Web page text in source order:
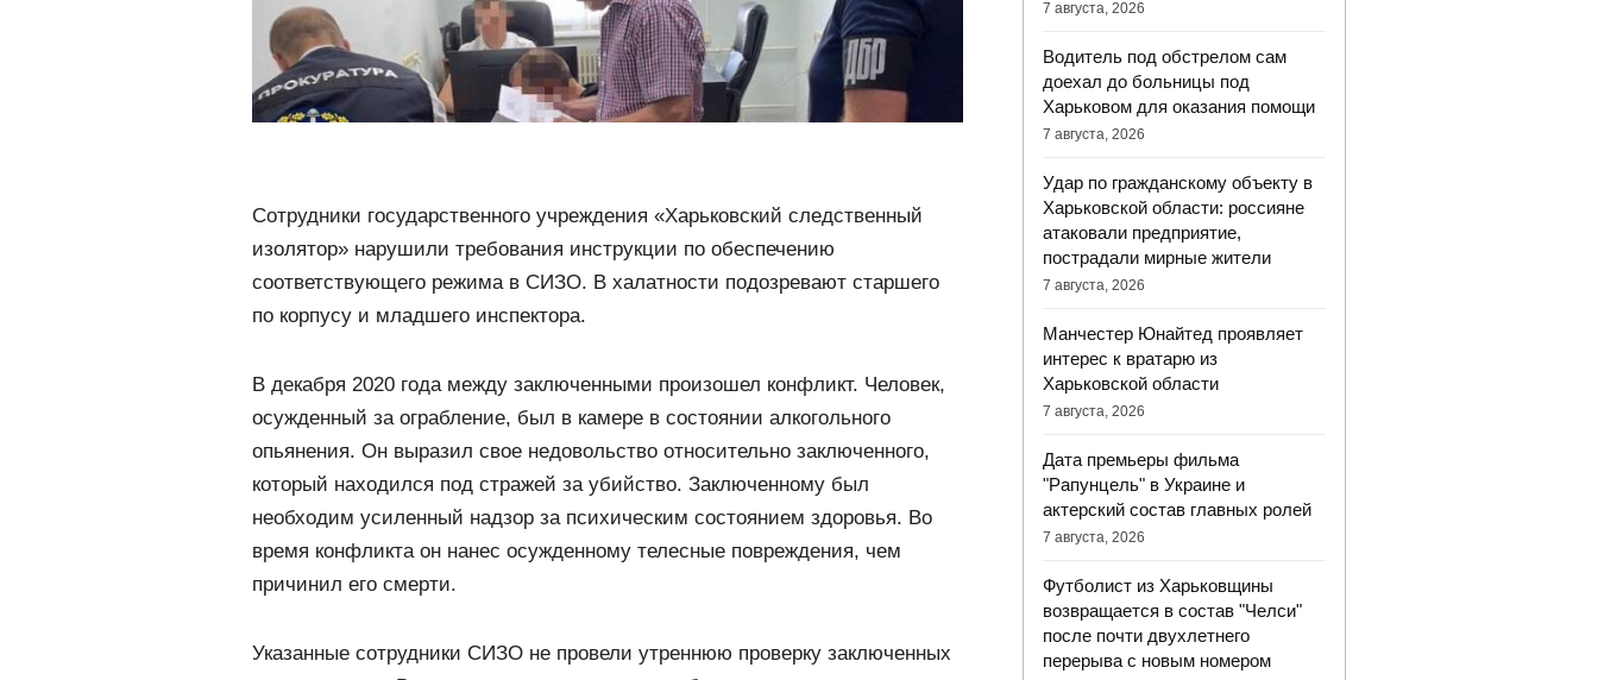
Сотрудники государственного учреждения «Харьковский следственный
изолятор» нарушили требования инструкции по обеспечению
соответствующего режима в СИЗО. В халатности подозревают старшего
по корпусу и младшего инспектора.
В декабря 2020 года между заключенными произошел конфликт. Человек,
осужденный за ограбление, был в камере в состоянии алкогольного
опьянения. Он выразил свое недовольство относительно заключенного,
который находился под стражей за убийство. Заключенному был
необходим усиленный надзор за психическим состоянием здоровья. Во
время конфликта он нанес осужденному телесные повреждения, чем
причинил его смерти.
Указанные сотрудники СИЗО не провели утреннюю проверку заключенных
7 августа, 2026
Водитель под обстрелом сам
доехал до больницы под
Харьковом для оказания помощи
7 августа, 2026
Удар по гражданскому объекту в
Харьковской области: россияне
атаковали предприятие,
пострадали мирные жители
7 августа, 2026
Манчестер Юнайтед проявляет
интерес к вратарю из
Харьковской области
7 августа, 2026
Дата премьеры фильма
"Рапунцель" в Украине и
актерский состав главных ролей
7 августа, 2026
Футболист из Харьковщины
возвращается в состав "Челси"
после почти двухлетнего
перерыва с новым номером